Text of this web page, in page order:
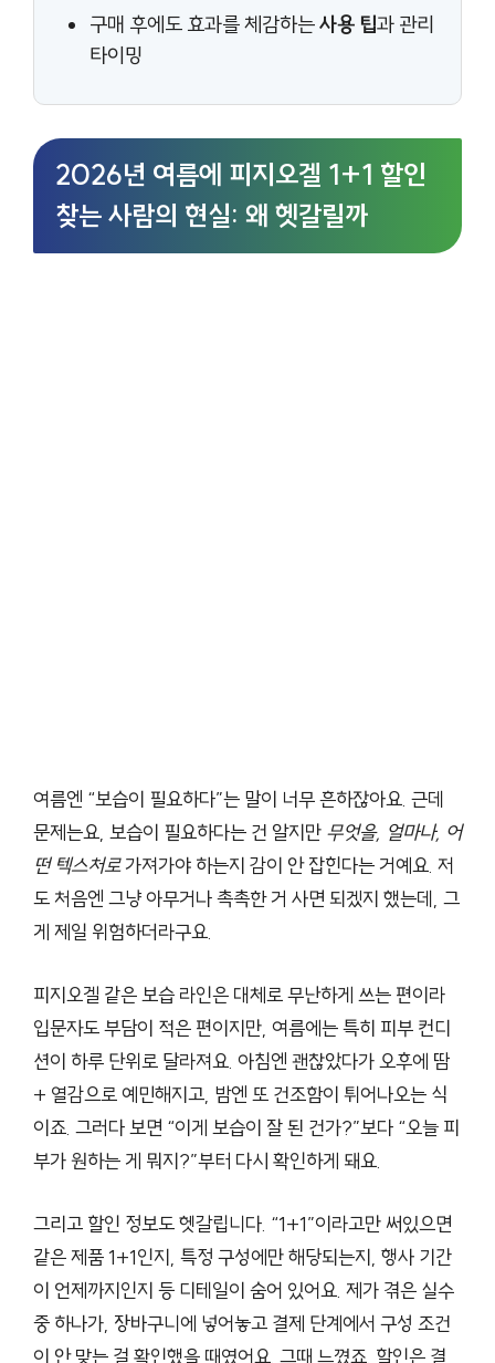
구매 후에도 효과를 체감하는사용 팁과 관리
타이밍
2026년 여름에 피지오겔 1+1 할인
찾는 사람의 현실: 왜 헷갈릴까
여름엔 “보습이 필요하다”는 말이 너무 흔하잖아요. 근데
문제는요, 보습이 필요하다는 건 알지만 무엇을, 얼마나, 어
떤 텍스처로가져가야 하는지 감이 안 잡힌다는 거예요. 저
도 처음엔 그냥 아무거나 촉촉한 거 사면 되겠지 했는데, 그
게 제일 위험하더라구요.
피지오겔 같은 보습 라인은 대체로 무난하게 쓰는 편이라
입문자도 부담이 적은 편이지만, 여름에는 특히 피부 컨디
션이 하루 단위로 달라져요. 아침엔 괜찮았다가 오후에 땀
+ 열감으로 예민해지고, 밤엔 또 건조함이 튀어나오는 식
이죠. 그러다 보면 “이게 보습이 잘 된 건가?”보다 “오늘 피
부가 원하는 게 뭐지?”부터 다시 확인하게 돼요.
그리고 할인 정보도 헷갈립니다. “1+1”이라고만 써있으면
같은 제품 1+1인지, 특정 구성에만 해당되는지, 행사 기간
이 언제까지인지 등 디테일이 숨어 있어요. 제가 겪은 실수
중 하나가, 장바구니에 넣어놓고 결제 단계에서 구성 조건
이 안 맞는 걸 확인했을 때였어요. 그때 느꼈죠. 할인은 결